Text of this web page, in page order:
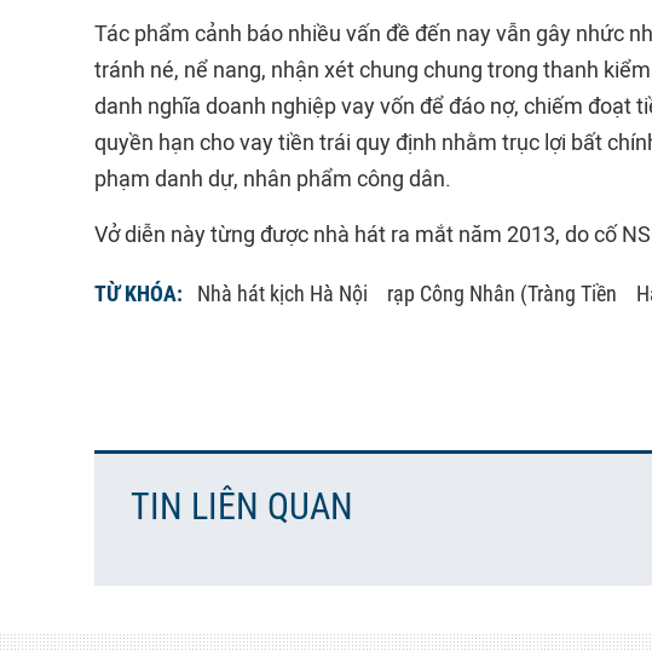
Tác phẩm cảnh báo nhiều vấn đề đến nay vẫn gây nhức
tránh né, nể nang, nhận xét chung chung trong thanh
danh nghĩa doanh nghiệp vay vốn để đáo nợ, chiếm đoạt
quyền hạn cho vay tiền trái quy định nhằm trục lợi bất
phạm danh dự, nhân phẩm công dân.
Vở diễn này từng được nhà hát ra mắt năm 2013, do cố
TỪ KHÓA: Nhà hát kịch Hà Nội rạp Công Nhân (Tràng Tiền
TIN LIÊN QUAN